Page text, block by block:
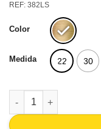
REF: 382LS
Color
Medida 22 30
POMO DORADO